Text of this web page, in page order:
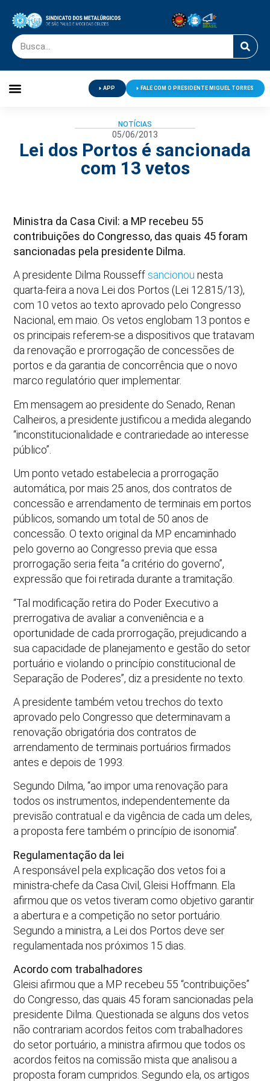
APP FALE COM O PRESIDENTE MIGUEL TORRES
NOTÍCIAS
05/06/2013
Lei dos Portos é sancionada
com 13 vetos
Ministra da Casa Civil: a MP recebeu 55
contribuições do Congresso, das quais 45 foram
sancionadas pela presidente Dilma.
A presidente Dilma Rousseff sancionou nesta
quarta-feira a nova Lei dos Portos (Lei 12.815/13),
com 10 vetos ao texto aprovado pelo Congresso
Nacional, em maio. Os vetos englobam 13 pontos e
os principais referem-se a dispositivos que tratavam
da renovação e prorrogação de concessões de
portos e da garantia de concorrência que o novo
marco regulatório quer implementar.
Em mensagem ao presidente do Senado, Renan
Calheiros, a presidente justificou a medida alegando
“inconstitucionalidade e contrariedade ao interesse
público”.
Um ponto vetado estabelecia a prorrogação
automática, por mais 25 anos, dos contratos de
concessão e arrendamento de terminais em portos
públicos, somando um total de 50 anos de
concessão. O texto original da MP encaminhado
pelo governo ao Congresso previa que essa
prorrogação seria feita “a critério do governo”,
expressão que foi retirada durante a tramitação.
“Tal modificação retira do Poder Executivo a
prerrogativa de avaliar a conveniência e a
oportunidade de cada prorrogação, prejudicando a
sua capacidade de planejamento e gestão do setor
portuário e violando o princípio constitucional de
Separação de Poderes”, diz a presidente no texto.
A presidente também vetou trechos do texto
aprovado pelo Congresso que determinavam a
renovação obrigatória dos contratos de
arrendamento de terminais portuários firmados
antes e depois de 1993.
Segundo Dilma, “ao impor uma renovação para
todos os instrumentos, independentemente da
previsão contratual e da vigência de cada um deles,
a proposta fere também o princípio de isonomia”.
Regulamentação da lei
A responsável pela explicação dos vetos foi a
ministra-chefe da Casa Civil, Gleisi Hoffmann. Ela
afirmou que os vetos tiveram como objetivo garantir
a abertura e a competição no setor portuário.
Segundo a ministra, a Lei dos Portos deve ser
regulamentada nos próximos 15 dias.
Acordo com trabalhadores
Gleisi afirmou que a MP recebeu 55 “contribuições”
do Congresso, das quais 45 foram sancionadas pela
presidente Dilma. Questionada se alguns dos vetos
não contrariam acordos feitos com trabalhadores
do setor portuário, a ministra afirmou que todos os
acordos feitos na comissão mista que analisou a
proposta foram cumpridos. Segundo ela, os artigos